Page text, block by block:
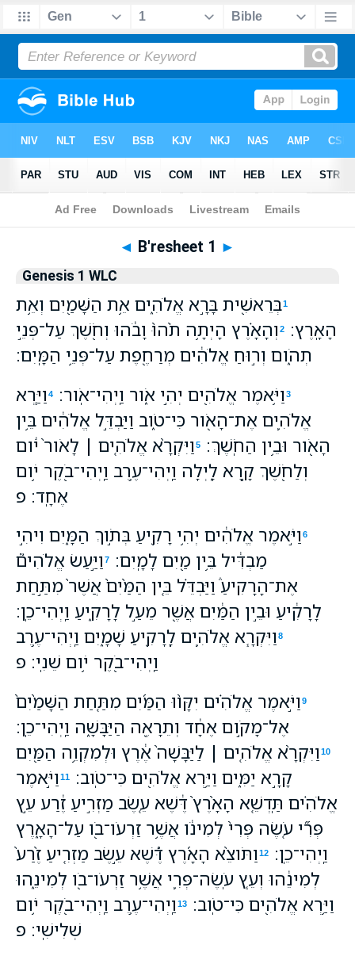
Bible>WLC > B'resheet 1
◄ B'resheet 1 ►
Genesis 1 WLC
1בְּרֵאשִׁ֖ית בָּרָ֣א אֱלֹהִ֑ים אֵ֥ת הַשָּׁמַ֖יִם וְאֵ֥ת
הָאָֽרֶץ׃
2 וְהָאָ֗רֶץ הָיְתָ֥ה תֹ֙הוּ֙ וָבֹ֔הוּ וְחֹ֖שֶׁךְ עַל־פְּנֵ֣י
תְהֹ֑ום וְר֣וּחַ אֱלֹהִ֔ים מְרַחֶ֖פֶת עַל־פְּנֵ֥י הַמָּֽיִם׃
3 וַיֹּ֥אמֶר אֱלֹהִ֖ים יְהִ֣י אֹ֑ור וַֽיְהִי־אֹֽור׃ 4 וַיַּ֧רְא
אֱלֹהִ֛ים אֶת־הָאֹ֖ור כִּי־טֹ֑וב וַיַּבְדֵּ֣ל אֱלֹהִ֔ים בֵּ֥ין
הָאֹ֖ור וּבֵ֥ין הַחֹֽשֶׁךְ׃
5 וַיִּקְרָ֨א אֱלֹהִ֤ים ׀ לָאֹור֙ יֹ֔ום
וְלַחֹ֖שֶׁךְ קָ֣רָא לָ֑יְלָה וַֽיְהִי־עֶ֥רֶב וַֽיְהִי־בֹ֖קֶר יֹ֥ום
אֶחָֽד׃ פ
6 וַיֹּ֣אמֶר אֱלֹהִ֔ים יְהִ֥י רָקִ֖יעַ בְּתֹ֣וךְ הַמָּ֑יִם וִיהִ֣י
מַבְדִּ֔יל בֵּ֥ין מַ֖יִם לָמָֽיִם׃
7 וַיַּ֣עַשׂ אֱלֹהִים֮
אֶת־הָרָקִיעַ֒ וַיַּבְדֵּ֗ל בֵּ֤ין הַמַּ֙יִם֙ אֲשֶׁר֙ מִתַּ֣חַת
לָרָקִ֔יעַ וּבֵ֣ין הַמַּ֔יִם אֲשֶׁ֖ר מֵעַ֣ל לָרָקִ֑יעַ וַֽיְהִי־כֵֽן׃
8 וַיִּקְרָ֧א אֱלֹהִ֛ים לָֽרָקִ֖יעַ שָׁמָ֑יִם וַֽיְהִי־עֶ֥רֶב
וַֽיְהִי־בֹ֖קֶר יֹ֥ום שֵׁנִֽי׃ פ
9 וַיֹּ֣אמֶר אֱלֹהִ֗ים יִקָּו֨וּ הַמַּ֜יִם מִתַּ֤חַת הַשָּׁמַ֙יִם֙
אֶל־מָקֹ֣ום אֶחָ֔ד וְתֵרָאֶ֖ה הַיַּבָּשָׁ֑ה וַֽיְהִי־כֵֽן׃
10 וַיִּקְרָ֨א אֱלֹהִ֤ים ׀ לַיַּבָּשָׁה֙ אֶ֔רֶץ וּלְמִקְוֵ֥ה הַמַּ֖יִם
קָרָ֣א יַמִּ֑ים וַיַּ֥רְא אֱלֹהִ֖ים כִּי־טֹֽוב׃
11 וַיֹּ֣אמֶר
אֱלֹהִ֗ים תַּֽדְשֵׁ֤א הָאָ֙רֶץ֙ דֶּ֔שֶׁא עֵ֚שֶׂב מַזְרִ֣יעַ זֶ֔רַע עֵ֣ץ
פְּרִ֞י עֹ֤שֶׂה פְּרִי֙ לְמִינֹ֔ו אֲשֶׁ֥ר זַרְעֹו־בֹ֖ו עַל־הָאָ֑רֶץ
וַֽיְהִי־כֵֽן׃
12 וַתֹּוצֵ֨א הָאָ֜רֶץ דֶּ֠שֶׁא עֵ֣שֶׂב מַזְרִ֤יעַ זֶ֙רַע֙
לְמִינֵ֔הוּ וְעֵ֧ץ עֹֽשֶׂה־פְּרִ֛י אֲשֶׁ֥ר זַרְעֹו־בֹ֖ו לְמִינֵ֑הוּ
וַיַּ֥רְא אֱלֹהִ֖ים כִּי־טֹֽוב׃
13 וַֽיְהִי־עֶ֥רֶב וַֽיְהִי־בֹ֖קֶר יֹ֥ום
שְׁלִישִֽׁי׃ פ